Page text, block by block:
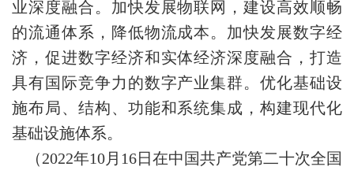
业深度融合。加快发展物联网，建设高效顺畅
的流通体系，降低物流成本。加快发展数字经
济，促进数字经济和实体经济深度融合，打造
具有国际竞争力的数字产业集群。优化基础设
施布局、结构、功能和系统集成，构建现代化
基础设施体系。
（2022年10月16日在中国共产党第二十次全国